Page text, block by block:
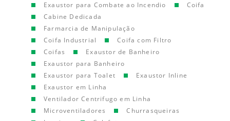
Exaustor para Combate ao Incendio
Coifa
Cabine Dedicada
Farmarcia de Manipulação
Coifa Industrial
Coifa com Filtro
Coifas
Exaustor de Banheiro
Exaustor para Banheiro
Exaustor para Toalet
Exaustor Inline
Exaustor em Linha
Ventilador Centrifugo em Linha
Microventiladores
Churrasqueiras